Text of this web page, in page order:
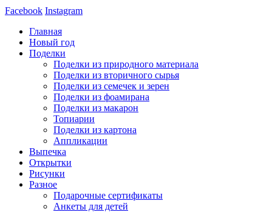
Facebook Instagram
Главная
Новый год
Поделки
Поделки из природного материала
Поделки из вторичного сырья
Поделки из семечек и зерен
Поделки из фоамирана
Поделки из макарон
Топиарии
Поделки из картона
Аппликации
Выпечка
Открытки
Рисунки
Разное
Подарочные сертификаты
Анкеты для детей